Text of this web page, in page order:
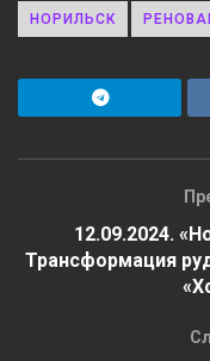
НОРИЛЬСК
12.09.2024.
Трансформация